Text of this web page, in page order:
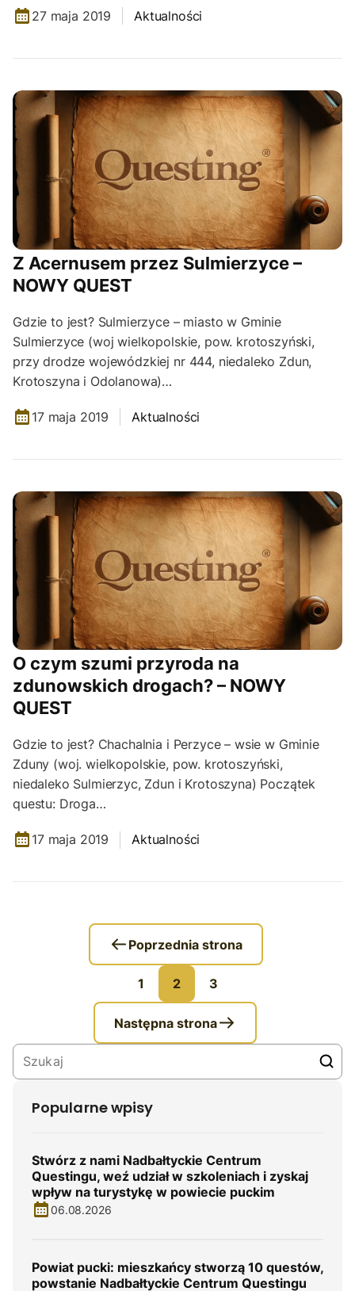
27 maja 2019 Aktualności
Z Acernusem przez Sulmierzyce –
NOWY QUEST
Gdzie to jest? Sulmierzyce – miasto w Gminie
Sulmierzyce (woj wielkopolskie, pow. krotoszyński,
przy drodze wojewódzkiej nr 444, niedaleko Zdun,
Krotoszyna i Odolanowa)…
17 maja 2019 Aktualności
O czym szumi przyroda na
zdunowskich drogach? – NOWY
QUEST
Gdzie to jest? Chachalnia i Perzyce – wsie w Gminie
Zduny (woj. wielkopolskie, pow. krotoszyński,
niedaleko Sulmierzyc, Zdun i Krotoszyna) Początek
questu: Droga…
17 maja 2019 Aktualności
Poprzednia strona
1 2 3
Następna strona
Popularne wpisy
Stwórz z nami Nadbałtyckie Centrum
Questingu, weź udział w szkoleniach i zyskaj
wpływ na turystykę w powiecie puckim
06.08.2026
Powiat pucki: mieszkańcy stworzą 10 questów,
powstanie Nadbałtyckie Centrum Questingu